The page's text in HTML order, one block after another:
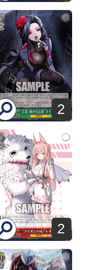
2
2